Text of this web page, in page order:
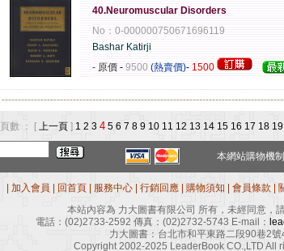
40.Neuromuscular Disorders
No：0-000000750671696119
Bashar Katirji
- 原價 - 9500 (熱賣價)- 1500
頁數 ： [ 上一頁 ] 1 2 3 4 5 6 7 8 9 10 11 12 13 14 15 16 17 18 19
本網站購物機
加入會員 回首頁 服務中心 行銷回應 購物須知 會員條款
本站內容為 力大圖書有限公司 所有，未經同意，
電話： (02)2733-2592 傳真： (02)2732-5743 E-mail：
力大圖書：台北市和平東路二段90巷2號
Copyright 2002-2025 LeaderBook CO.,LTD All